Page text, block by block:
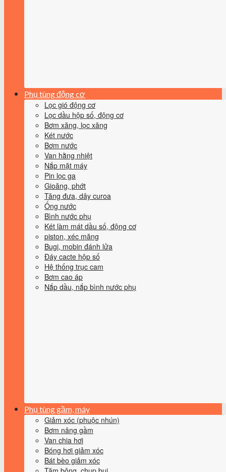
Phụ tùng động cơ
Lọc gió động cơ
Lọc dầu hộp số, động cơ
Bơm xăng, lọc xăng
Két nước
Bơm nước
Van hằng nhiệt
Nắp mặt máy
Pin lọc ga
Gioăng, phớt
Tăng đưa, dây curoa
Ống nước
Bình nước phụ
Két làm mát dầu số, động cơ
piston, xéc măng
Bugi, mobin đánh lửa
Đáy cacte hộp số
Hệ thống trục cam
Bơm cao áp
Nắp dầu, nắp bình nước phụ
Phụ tùng gầm, máy
Giảm xóc (phuộc nhún)
Bơm nâng gầm
Van chia hơi
Bóng hơi giảm xóc
Bát bèo giảm xóc